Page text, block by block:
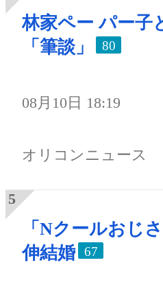
林家ペー パー子
「筆談」
80
08月10日 18:19
オリコンニュース
「Nクールおじ
伸結婚
67